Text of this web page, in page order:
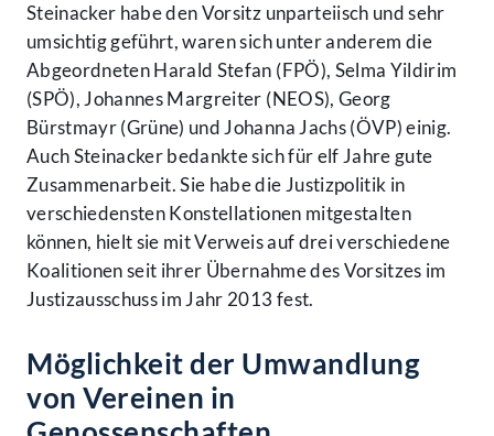
Steinacker habe den Vorsitz unparteiisch und sehr
umsichtig geführt, waren sich unter anderem die
Abgeordneten Harald Stefan (FPÖ), Selma Yildirim
(SPÖ), Johannes Margreiter (NEOS), Georg
Bürstmayr (Grüne) und Johanna Jachs (ÖVP) einig.
Auch Steinacker bedankte sich für elf Jahre gute
Zusammenarbeit. Sie habe die Justizpolitik in
verschiedensten Konstellationen mitgestalten
können, hielt sie mit Verweis auf drei verschiedene
Koalitionen seit ihrer Übernahme des Vorsitzes im
Justizausschuss im Jahr 2013 fest.
Möglichkeit der Umwandlung
von Vereinen in